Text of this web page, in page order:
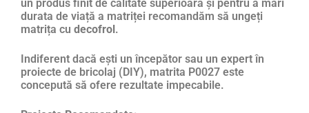
un produs finit de calitate superioară și pentru a mări
durata de viață a matriței recomandăm să ungeți
matrița cu decofrol.
Indiferent dacă ești un începător sau un expert în
proiecte de bricolaj (DIY), matrita P0027 este
concepută să ofere rezultate impecabile.